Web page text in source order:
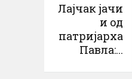
Лајчак јачи
и од
патријарха
Павла:...